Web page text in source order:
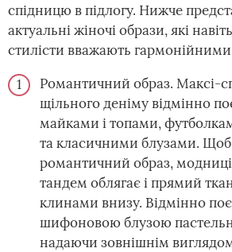
спідницю в підлогу. Нижче
актуальні жіночі образи, які
стилісти вважають
Романтичний образ. Максі-
щільного деніму відмінно
майками і топами,
та класичними блузами. Щоб
романтичний образ,
тандем облягає і прямий
клинами внизу. Відмінно
шифоновою блузою
надаючи зовнішнім виглядом